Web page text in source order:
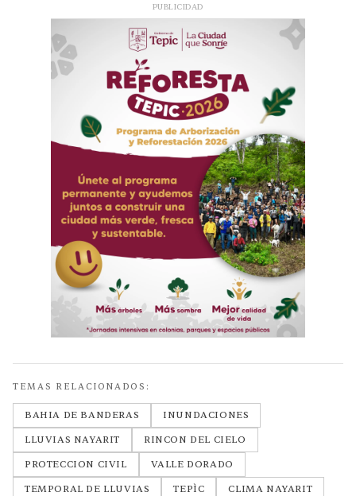
PUBLICIDAD
TEMAS RELACIONADOS:
BAHIA DE BANDERAS
INUNDACIONES
LLUVIAS NAYARIT
RINCON DEL CIELO
PROTECCION CIVIL
VALLE DORADO
TEMPORAL DE LLUVIAS
TEPÌC CLIMA NAYARIT